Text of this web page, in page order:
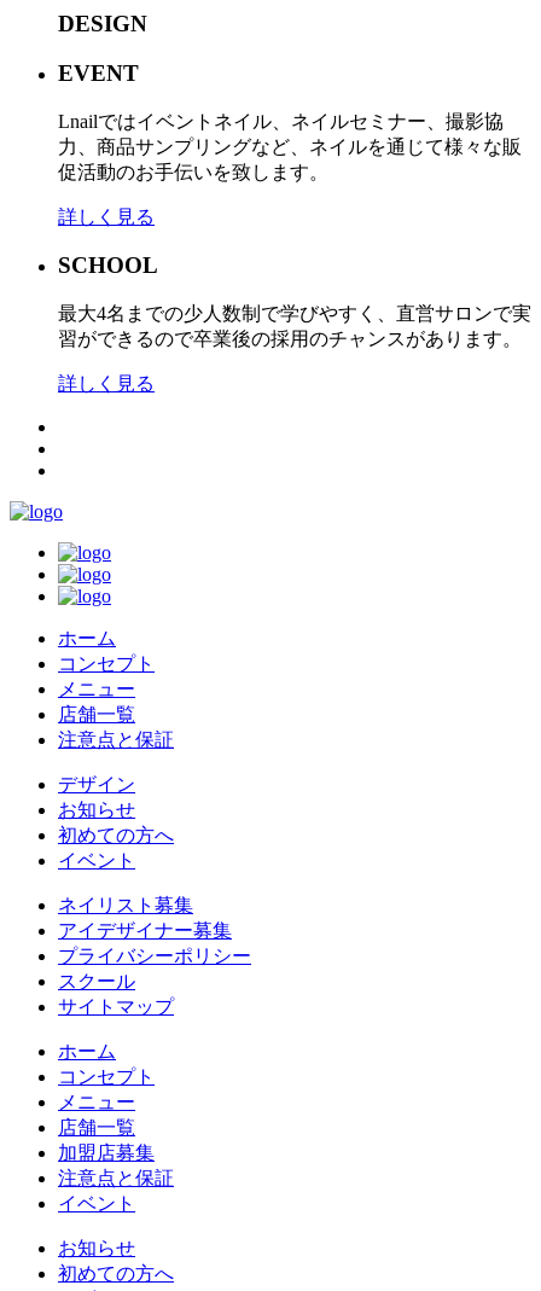
DESIGN
EVENT
Lnailではイベントネイル、ネイルセミナー、撮影協
力、商品サンプリングなど、ネイルを通じて様々な販
促活動のお手伝いを致します。
詳しく見る
SCHOOL
最大4名までの少人数制で学びやすく、直営サロンで実
習ができるので卒業後の採用のチャンスがあります。
詳しく見る
ホーム
コンセプト
メニュー
店舗一覧
注意点と保証
デザイン
お知らせ
初めての方へ
イベント
ネイリスト募集
アイデザイナー募集
プライバシーポリシー
スクール
サイトマップ
ホーム
コンセプト
メニュー
店舗一覧
加盟店募集
注意点と保証
イベント
お知らせ
初めての方へ